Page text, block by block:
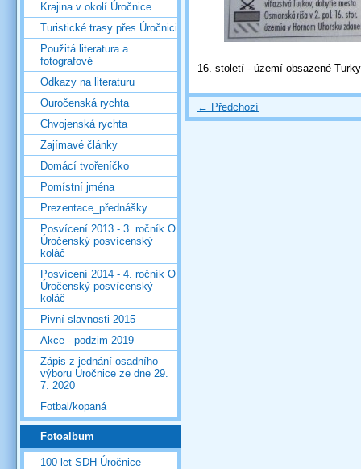
16. století - území obsazené Turky
← Předchozí
Krajina v okolí Úročnice
Turistické trasy přes Úročnici
Použitá literatura a
fotografové
Odkazy na literaturu
Ouročenská rychta
Chvojenská rychta
Zajímavé články
Domácí tvořeníčko
Pomístní jména
Prezentace_přednášky
Posvícení 2013 - 3. ročník O
Úročenský posvícenský
koláč
Posvícení 2014 - 4. ročník O
Úročenský posvícenský
koláč
Pivní slavnosti 2015
Akce - podzim 2019
Zápis z jednání osadního
výboru Úročnice ze dne 29.
7. 2020
Fotbal/kopaná
Fotoalbum
100 let SDH Úročnice